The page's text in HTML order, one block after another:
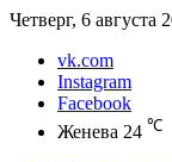
Четверг, 6 августа
vk.com
Instagram
Facebook
Женева 24 ℃